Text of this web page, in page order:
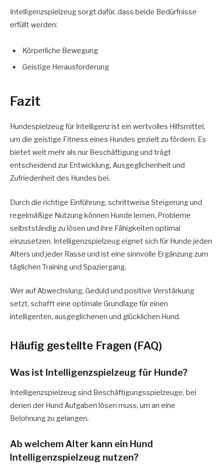
Intelligenzspielzeug sorgt dafür, dass beide Bedürfnisse
erfüllt werden:
Körperliche Bewegung
Geistige Herausforderung
Fazit
Hundespielzeug für Intelligenz ist ein wertvolles Hilfsmittel,
um die geistige Fitness eines Hundes gezielt zu fördern. Es
bietet weit mehr als nur Beschäftigung und trägt
entscheidend zur Entwicklung, Ausgeglichenheit und
Zufriedenheit des Hundes bei.
Durch die richtige Einführung, schrittweise Steigerung und
regelmäßige Nutzung können Hunde lernen, Probleme
selbstständig zu lösen und ihre Fähigkeiten optimal
einzusetzen. Intelligenzspielzeug eignet sich für Hunde jeden
Alters und jeder Rasse und ist eine sinnvolle Ergänzung zum
täglichen Training und Spaziergang.
Wer auf Abwechslung, Geduld und positive Verstärkung
setzt, schafft eine optimale Grundlage für einen
intelligenten, ausgeglichenen und glücklichen Hund.
Häufig gestellte Fragen (FAQ)
Was ist Intelligenzspielzeug für Hunde?
Intelligenzspielzeug sind Beschäftigungsspielzeuge, bei
denen der Hund Aufgaben lösen muss, um an eine
Belohnung zu gelangen.
Ab welchem Alter kann ein Hund
Intelligenzspielzeug nutzen?